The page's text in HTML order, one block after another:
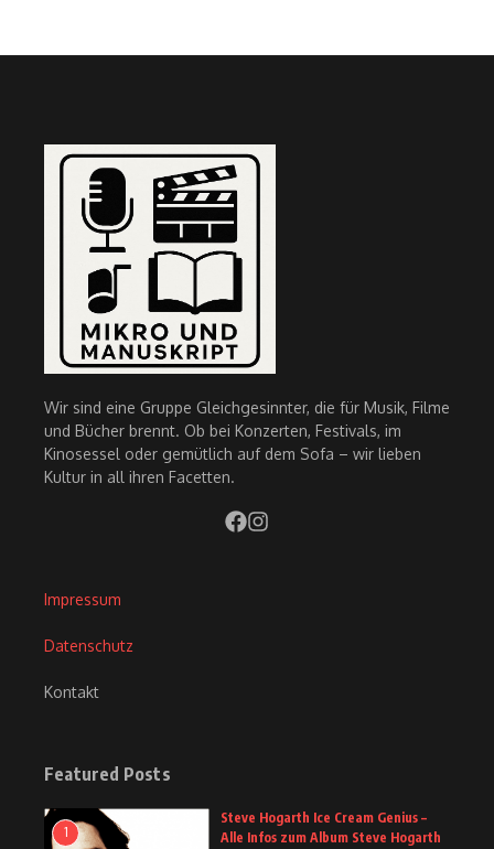
Wir sind eine Gruppe Gleichgesinnter, die für Musik, Filme
und Bücher brennt. Ob bei Konzerten, Festivals, im
Kinosessel oder gemütlich auf dem Sofa – wir lieben
Kultur in all ihren Facetten.
Impressum
Datenschutz
Kontakt
Featured Posts
1
Steve Hogarth Ice Cream Genius –
Alle Infos zum Album Steve Hogarth